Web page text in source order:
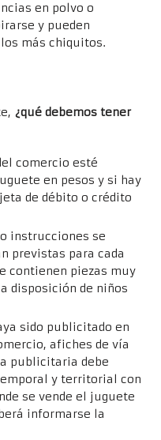
en polvo o
y pueden
más chiquitos.
¿qué debemos tener
comercio esté
en pesos y si hay
de débito o crédito
instrucciones se
previstas para cada
contienen piezas muy
disposición de niños
sido publicitado en
afiches de vía
publicitaria debe
y territorial con
se vende el juguete
informarse la